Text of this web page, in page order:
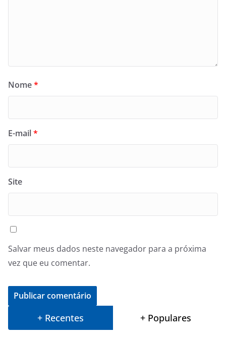
Nome*
E-mail*
Site
Salvar meus dados neste navegador para a próxima
vez que eu comentar.
+ Recentes + Populares